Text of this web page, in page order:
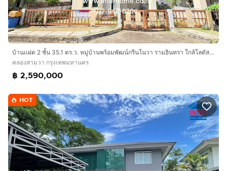
บ้านเเฝด 2 ชั้น 35.1 ตร.ว. หมู่บ้านพร้อมพัฒน์กรีนโนวา รามอินทรา ใกล้โลตัสเลียบคลองสอง ถนนปัญญาเนเชอรัลปาร์ค ถนนซอยหทัยราษฎร์39 เขตคลองสามวา
คลองสามวา กรุงเทพมหานคร
฿ 2,590,000
HOT